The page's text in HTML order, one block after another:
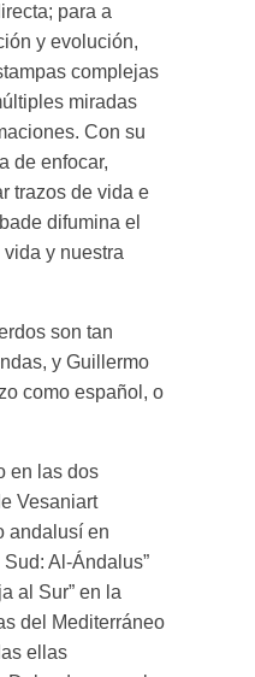
para a
y evolución,
complejas
miradas
Con su
de enfocar,
trazos de vida e
difumina el
y nuestra
son tan
y Guillermo
como español, o
en las dos
Vesaniart
andalusí en
Al-Ándalus”
al Sur” en la
del Mediterráneo
ellas